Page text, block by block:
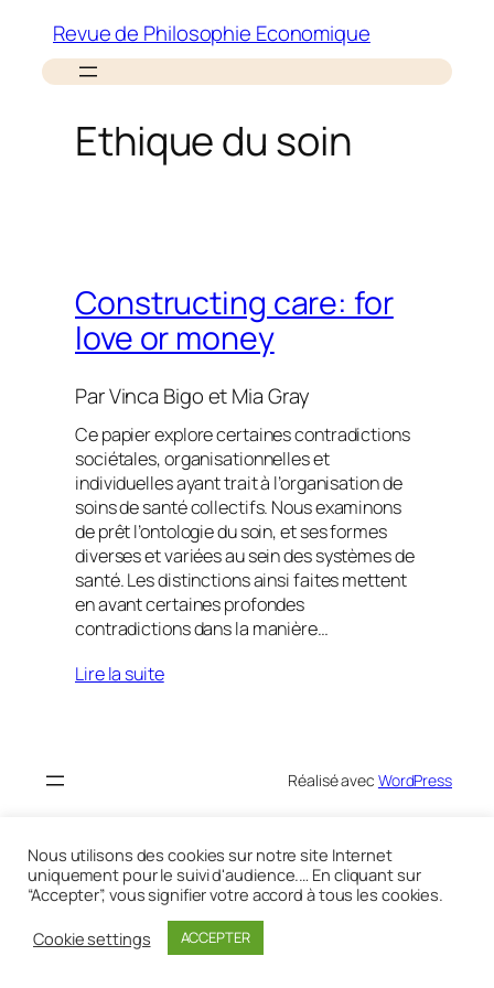
contenu
Revue de Philosophie Economique
Ethique du soin
Constructing care: for
love or money
ParVinca BigoetMia Gray
Ce papier explore certaines contradictions
sociétales, organisationnelles et
individuelles ayant trait à l’organisation de
soins de santé collectifs. Nous examinons
de prêt l’ontologie du soin, et ses formes
diverses et variées au sein des systèmes de
santé. Les distinctions ainsi faites mettent
en avant certaines profondes
contradictions dans la manière…
Lire la suite
Réalisé avec WordPress
Nous utilisons des cookies sur notre site Internet
uniquement pour le suivi d'audience.… En cliquant sur
“Accepter”, vous signifier votre accord à tous les cookies.
Cookie settings
ACCEPTER